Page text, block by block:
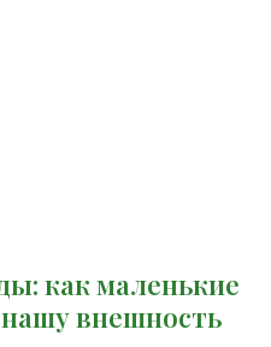
как маленькие
внешность